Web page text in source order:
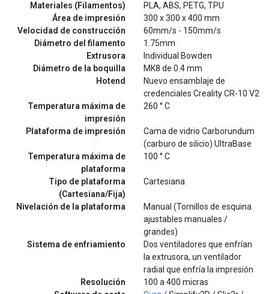
Materiales (Filamentos)
PLA, ABS, PETG, TPU
Área de impresión
300 x 300 x 400 mm
Velocidad de construcción
60mm/s - 150mm/s
Diámetro del filamento
1.75mm
Extrusora
Individual Bowden
Diámetro de la boquilla
MK8 de 0.4 mm
Hotend
Nuevo ensamblaje de
credenciales Creality CR-10 V2
Temperatura máxima de
impresión
260 ° C
Plataforma de impresión
Cama de vidrio Carborundum
(carburo de silicio) UltraBase
Temperatura máxima de
plataforma
100 ° C
Tipo de plataforma
(Cartesiana/Fija)
Cartesiana
Nivelación de la plataforma
Manual (Tornillos de esquina
ajustables manuales /
grandes)
Sistema de enfriamiento
Dos ventiladores que enfrían
la extrusora, un ventilador
radial que enfría la impresión
Resolución
100 a 400 micras